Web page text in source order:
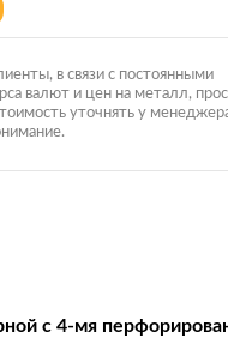
в связи с постоянными
валют и цен на металл,
уточнять у
с 4-мя